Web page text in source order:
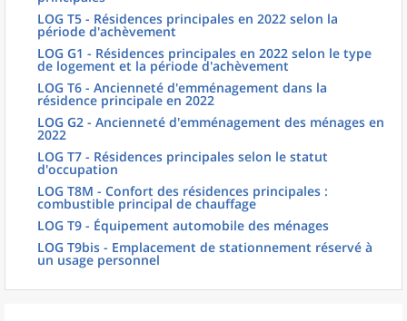
LOG T5 - Résidences principales en 2022 selon la
période d'achèvement
LOG G1 - Résidences principales en 2022 selon le type
de logement et la période d'achèvement
LOG T6 - Ancienneté d'emménagement dans la
résidence principale en 2022
LOG G2 - Ancienneté d'emménagement des ménages en
2022
LOG T7 - Résidences principales selon le statut
d'occupation
LOG T8M - Confort des résidences principales :
combustible principal de chauffage
LOG T9 - Équipement automobile des ménages
LOG T9bis - Emplacement de stationnement réservé à
un usage personnel